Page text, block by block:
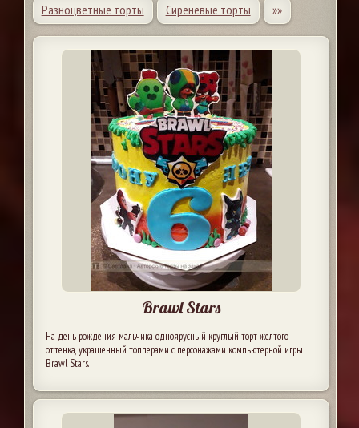
Разноцветные торты
Сиреневые торты »»
Brawl Stars
На день рождения мальчика одноярусный круглый торт желтого
оттенка, украшенный топперами с персонажами компьютерной игры
Brawl Stars.